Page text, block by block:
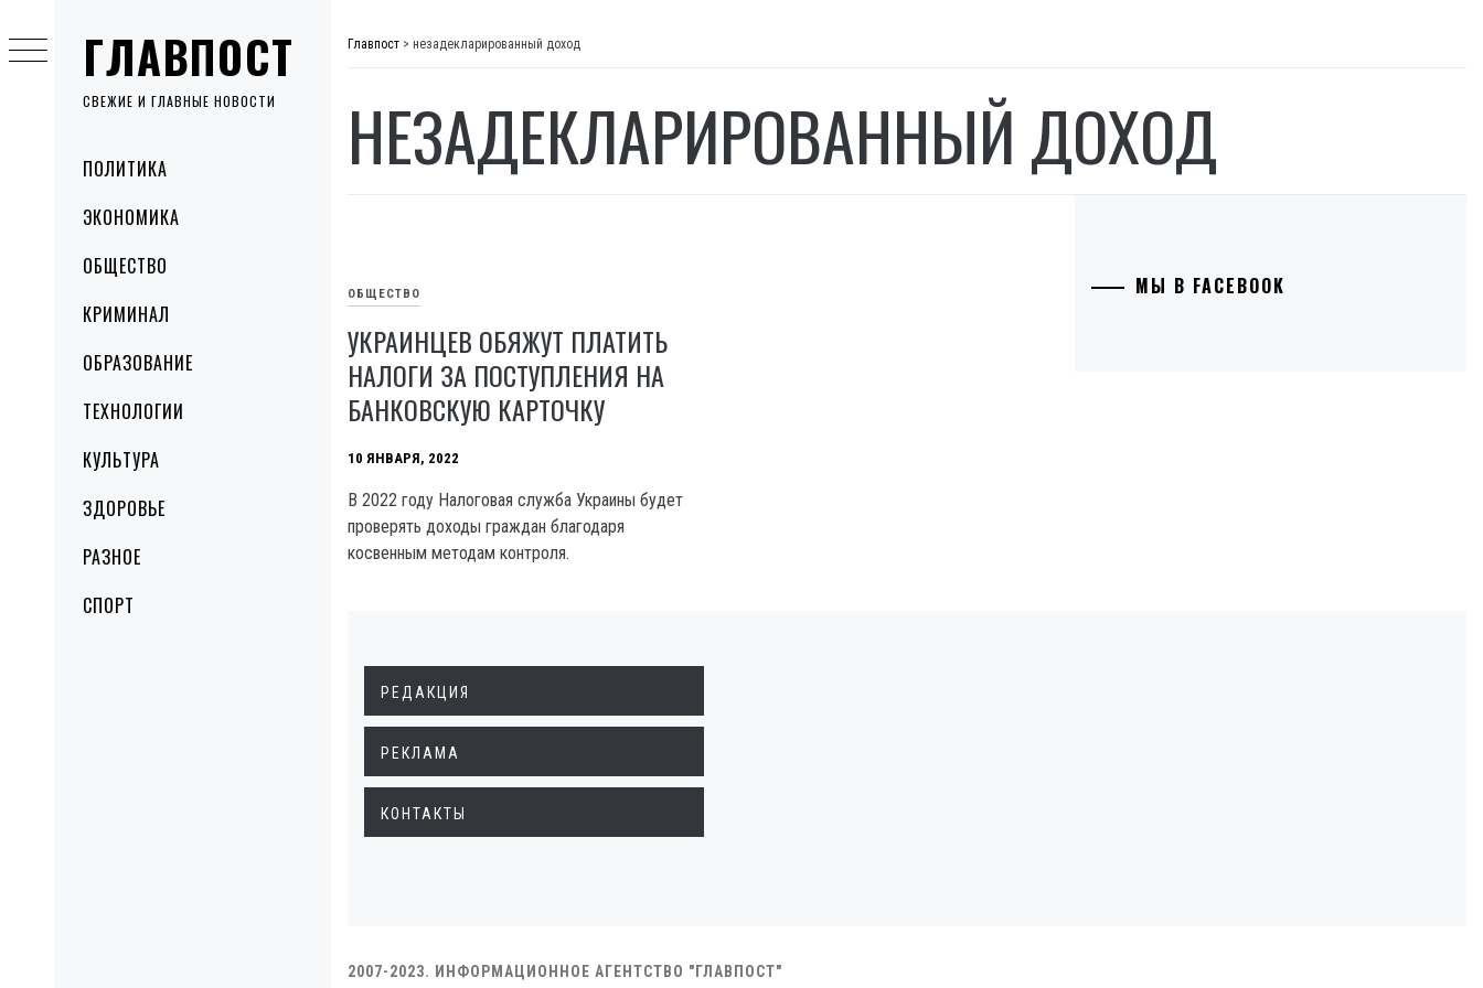
ГЛАВПОСТ
СВЕЖИЕ И ГЛАВНЫЕ НОВОСТИ
MenuПОЛИТИКА
ЭКОНОМИКА
ОБЩЕСТВО
КРИМИНАЛ
ОБРАЗОВАНИЕ
ТЕХНОЛОГИИ
КУЛЬТУРА
ЗДОРОВЬЕ
РАЗНОЕ
СПОРТ
to
content
Главпост > незадекларированный доход
НЕЗАДЕКЛАРИРОВАННЫЙ ДОХОД
ОБЩЕСТВО
УКРАИНЦЕВ ОБЯЖУТ ПЛАТИТЬ
НАЛОГИ ЗА ПОСТУПЛЕНИЯ НА
БАНКОВСКУЮ КАРТОЧКУ
10 ЯНВАРЯ, 2022
В 2022 году Налоговая служба Украины будет
проверять доходы граждан благодаря
косвенным методам контроля.
МЫ В FACEBOOK
РЕДАКЦИЯ
РЕКЛАМА
КОНТАКТЫ
2007-2023. ИНФОРМАЦИОННОЕ АГЕНТСТВО "ГЛАВПОСТ"